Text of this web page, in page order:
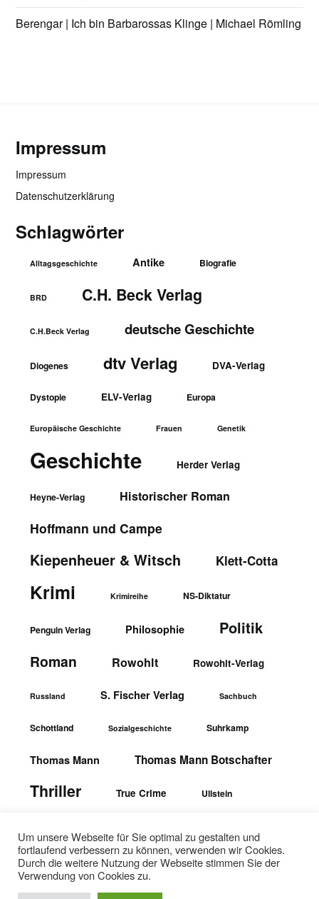
Berengar | Ich bin Barbarossas Klinge | Michael Römling
Impressum
Impressum
Datenschutzerklärung
Schlagwörter
Alltagsgeschichte Antike Biografie
BRD C.H. Beck Verlag
C.H.Beck Verlag deutsche Geschichte
Diogenes dtv Verlag DVA-Verlag
Dystopie ELV-Verlag Europa
Europäische Geschichte Frauen Genetik
Geschichte Herder Verlag
Heyne-Verlag Historischer Roman
Hoffmann und Campe
Kiepenheuer & Witsch Klett-Cotta
Krimi Krimireihe NS-Diktatur
Penguin Verlag Philosophie Politik
Roman Rowohlt Rowohlt-Verlag
Russland S. Fischer Verlag Sachbuch
Schottland Sozialgeschichte Suhrkamp
Thomas Mann Thomas Mann Botschafter
Thriller True Crime Ullstein
Um unsere Webseite für Sie optimal zu gestalten und
fortlaufend verbessern zu können, verwenden wir Cookies.
Durch die weitere Nutzung der Webseite stimmen Sie der
Verwendung von Cookies zu.